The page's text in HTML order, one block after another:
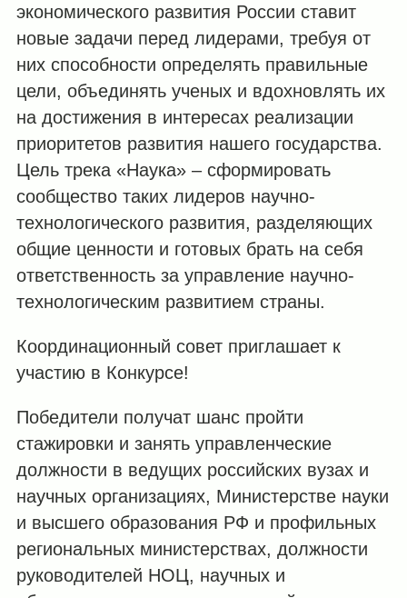
экономического развития России ставит
новые задачи перед лидерами, требуя от
них способности определять правильные
цели, объединять ученых и вдохновлять их
на достижения в интересах реализации
приоритетов развития нашего государства.
Цель трека «Наука» – сформировать
сообщество таких лидеров научно-
технологического развития, разделяющих
общие ценности и готовых брать на себя
ответственность за управление научно-
технологическим развитием страны.
Координационный совет приглашает к
участию в Конкурсе!
Победители получат шанс пройти
стажировки и занять управленческие
должности в ведущих российских вузах и
научных организациях, Министерстве науки
и высшего образования РФ и профильных
региональных министерствах, должности
руководителей НОЦ, научных и